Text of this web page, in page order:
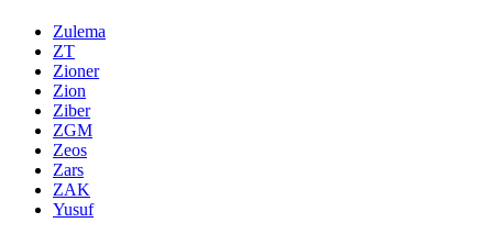
Zulema
ZT
Zioner
Zion
Ziber
ZGM
Zeos
Zars
ZAK
Yusuf